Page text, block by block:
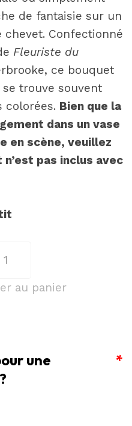
de fantaisie sur un
chevet. Confectionné
Fleuriste du
ce bouquet
trouve souvent
colorées. Bien que la
dans un vase
en scène, veuillez
pas inclus avec
au panier
*
une